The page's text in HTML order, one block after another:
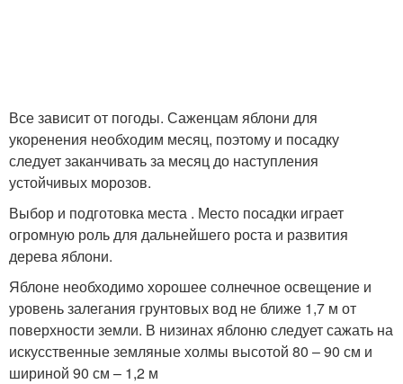
Все зависит от погоды. Саженцам яблони для
укоренения необходим месяц, поэтому и посадку
следует заканчивать за месяц до наступления
устойчивых морозов.
Выбор и подготовка места . Место посадки играет
огромную роль для дальнейшего роста и развития
дерева яблони.
Яблоне необходимо хорошее солнечное освещение и
уровень залегания грунтовых вод не ближе 1,7 м от
поверхности земли. В низинах яблоню следует сажать на
искусственные земляные холмы высотой 80 – 90 см и
шириной 90 см – 1,2 м